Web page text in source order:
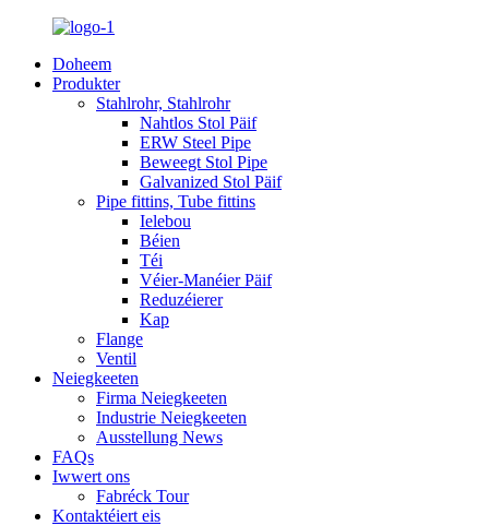
Doheem
Produkter
Stahlrohr, Stahlrohr
Nahtlos Stol Päif
ERW Steel Pipe
Beweegt Stol Pipe
Galvanized Stol Päif
Pipe fittins, Tube fittins
Ielebou
Béien
Téi
Véier-Manéier Päif
Reduzéierer
Kap
Flange
Ventil
Neiegkeeten
Firma Neiegkeeten
Industrie Neiegkeeten
Ausstellung News
FAQs
Iwwert ons
Fabréck Tour
Kontaktéiert eis